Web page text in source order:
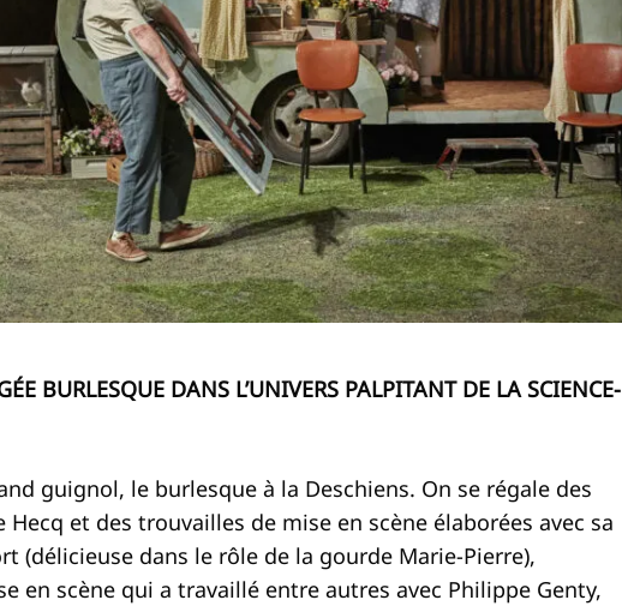
BURLESQUE DANS L’UNIVERS PALPITANT DE LA SCIENCE-
guignol, le burlesque à la Deschiens. On se régale des
et des trouvailles de mise en scène élaborées avec sa
(délicieuse dans le rôle de la gourde Marie-Pierre),
en scène qui a travaillé entre autres avec Philippe Genty,